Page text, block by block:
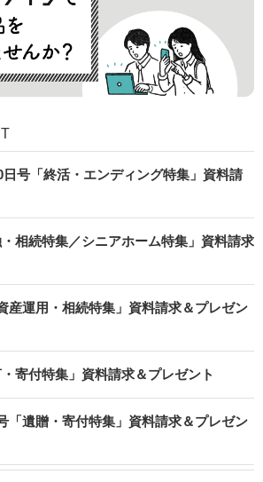
号「終活・エンディング特集」資料請
相続特集／シニアホーム特集」資料請求
産運用・相続特集」資料請求＆プレゼン
寄付特集」資料請求＆プレゼント
「遺贈・寄付特集」資料請求＆プレゼン